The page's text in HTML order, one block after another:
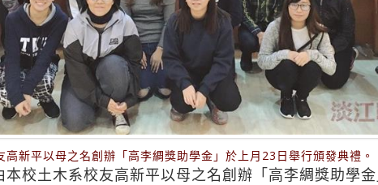
高新平以母之名創辦「高李綢獎助學金」於上月23日舉行頒發典禮。
本校土木系校友高新平以母之名創辦「高李綢獎助學